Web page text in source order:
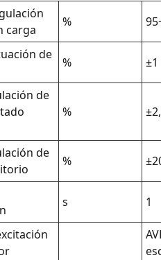
carga
%
de
% ±1
de
%
de
%
s 1